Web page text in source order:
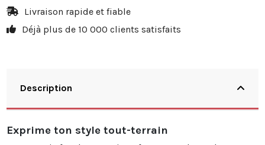
20
25%
30
30% 62,91 €
Livraison rapide et fiable
Déjà plus de 10 000 clients satisfaits
Description
Exprime ton style tout-terrain